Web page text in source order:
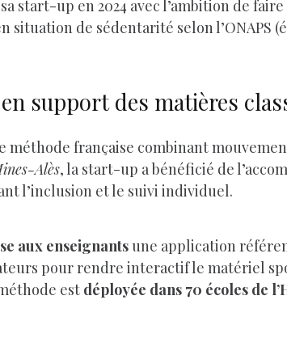
start-up en 2024 avec l’ambition de
situation de sédentarité selon l’ONAPS
support des matières
méthode française combinant
Alès, la start-up a bénéficié de
l’inclusion et le suivi individuel.
aux enseignantsune application
pour rendre interactif le matériel
est déployée dans 70 écoles de